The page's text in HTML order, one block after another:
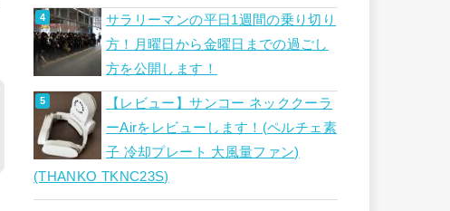
サラリーマンの平日1週間の乗り切り
方！月曜日から金曜日までの過ごし
方を公開します！
【レビュー】サンコー ネッククーラ
ーAirをレビューします！(ペルチェ素
子 冷却プレート 大風量ファン)
(THANKO TKNC23S)